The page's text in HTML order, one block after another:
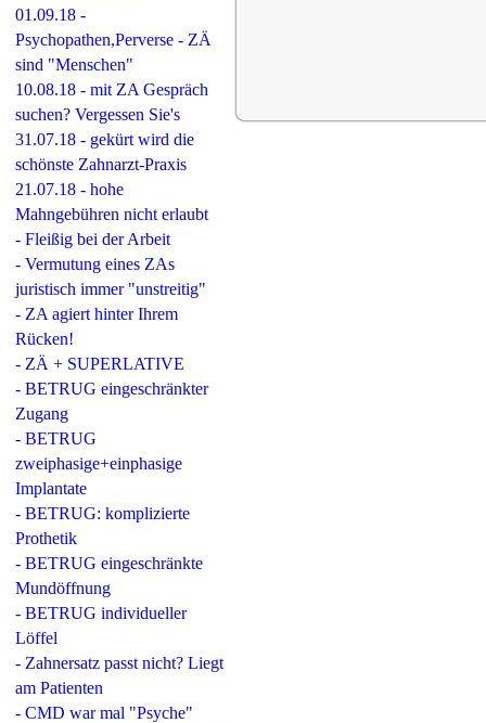
01.09.18 -
Psychopathen,Perverse - ZÄ
sind "Menschen"
10.08.18 - mit ZA Gespräch
suchen? Vergessen Sie's
31.07.18 - gekürt wird die
schönste Zahnarzt-Praxis
21.07.18 - hohe
Mahngebühren nicht erlaubt
- Fleißig bei der Arbeit
- Vermutung eines ZAs
juristisch immer "unstreitig"
- ZA agiert hinter Ihrem
Rücken!
- ZÄ + SUPERLATIVE
- BETRUG eingeschränkter
Zugang
- BETRUG
zweiphasige+einphasige
Implantate
- BETRUG: komplizierte
Prothetik
- BETRUG eingeschränkte
Mundöffnung
- BETRUG individueller
Löffel
- Zahnersatz passt nicht? Liegt
am Patienten
- CMD war mal "Psyche"